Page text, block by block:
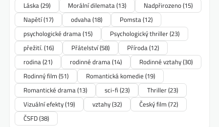
Láska(29) Morální dilemata(13) Nadpřirozeno(15)
Napětí(17) odvaha(18) Pomsta(12)
psychologické drama(15) Psychologický thriller(23)
přežití. (16) Přátelství(58) Příroda(12)
rodina(21) rodinné drama(14) Rodinné vztahy(30)
Rodinný film (51) Romantická komedie (19)
Romantické drama(13) sci-fi (23) Thriller(23)
Vizuální efekty(19) vztahy(32) Český film (72)
ČSFD(38)